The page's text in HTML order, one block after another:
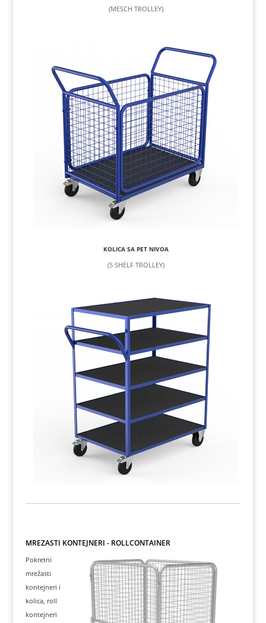
(MESCH TROLLEY)
KOLICA SA PET NIVOA
(5 SHELF TROLLEY)
MREŽASTI KONTEJNERI - ROLLCONTAINER
Pokretni
mrežasti
kontejneri i
kolica, roll
kontejneri